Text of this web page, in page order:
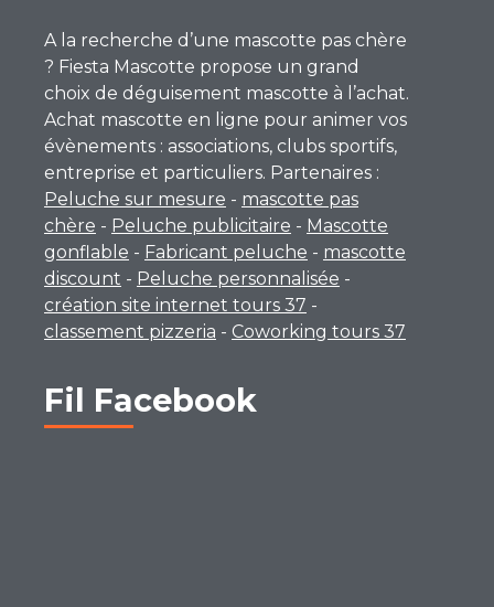
A la recherche d’une mascotte pas chère
? Fiesta Mascotte propose un grand
choix de déguisement mascotte à l’achat.
Achat mascotte en ligne pour animer vos
évènements : associations, clubs sportifs,
entreprise et particuliers. Partenaires :
Peluche sur mesure - mascotte pas
chère - Peluche publicitaire - Mascotte
gonflable - Fabricant peluche - mascotte
discount - Peluche personnalisée -
création site internet tours 37 -
classement pizzeria - Coworking tours 37
Fil Facebook